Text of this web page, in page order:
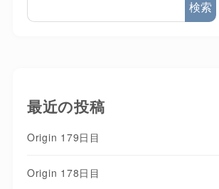
検索
最近の投稿
Origin 179日目
Origin 178日目